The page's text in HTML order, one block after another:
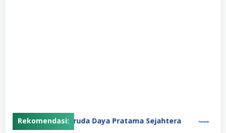
Rekomendasi:
PT Garuda Daya Pratama Sejahtera PT